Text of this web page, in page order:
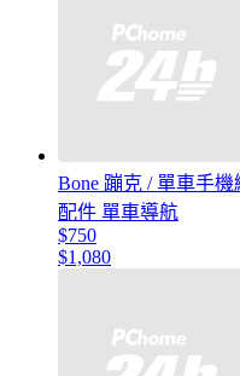
Bone 蹦克 / 單車手
配件 單車導航
$750
$1,080